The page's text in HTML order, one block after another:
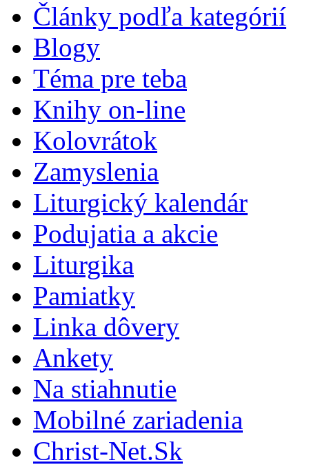
Články podľa kategórií
Blogy
Téma pre teba
Knihy on-line
Kolovrátok
Zamyslenia
Liturgický kalendár
Podujatia a akcie
Liturgika
Pamiatky
Linka dôvery
Ankety
Na stiahnutie
Mobilné zariadenia
Christ-Net.Sk